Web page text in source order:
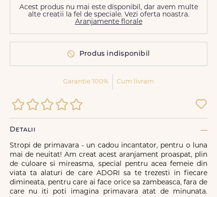
Acest produs nu mai este disponibil, dar avem multe
alte creatii la fel de speciale. Vezi oferta noastra.
Aranjamente florale
Produs indisponibil
Garantie 100% Cum livram
Detalii
Stropi de primavara - un cadou incantator, pentru o luna
mai de neuitat! Am creat acest aranjament proaspat, plin
de culoare si mireasma, special pentru acea femeie din
viata ta alaturi de care ADORI sa te trezesti in fiecare
dimineata, pentru care ai face orice sa zambeasca, fara de
care nu iti poti imagina primavara atat de minunata.